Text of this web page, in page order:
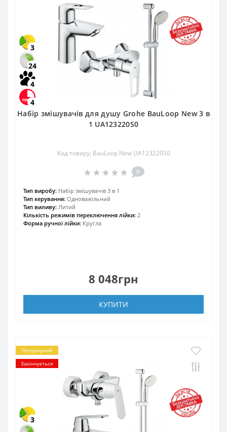
3
24
4
4
Набір змішувачів для душу Grohe BauLoop New 3 в
1 UA123220S0
Код товару: BauLoop New UA123220S0
0
Тип виробу: Набір змішувачів 3 в 1
Тип керування: Одноважільний
Тип виливу: Литий
Кількість режимів переключення лійки: 2
Форма ручної лійки: Кругла
8 048грн
КУПИТИ
Популярний
Закінчується
3